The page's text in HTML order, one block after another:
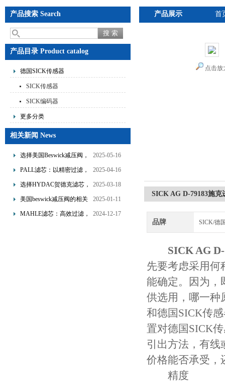
产品搜索 Search
产品目录 Product catalog
德国SICK传感器
SICK传感器
SICK编码器
更多分类
相关新闻 News
选择美国Beswick减压阀，
提升流体系统效率
2025-05-16
PALL滤芯：以精密过滤，
为工业流体筑起“隐形安全
2025-04-16
选择HYDAC贺德克滤芯，
享受精准过滤与稳定性能
2025-03-18
美国beswick减压阀的相关
知识
2025-01-11
MAHLE滤芯：高效过滤，
2024-12-17
产品展示 首
点击放
SICK AG D-79183施克
品牌 SICK/德
SICK AG
先要考虑采用何
能确定。因为，
供选用，哪一种
和德国SICK传
置对德国SICK
引出方法，有线
价格能否承受，
精度